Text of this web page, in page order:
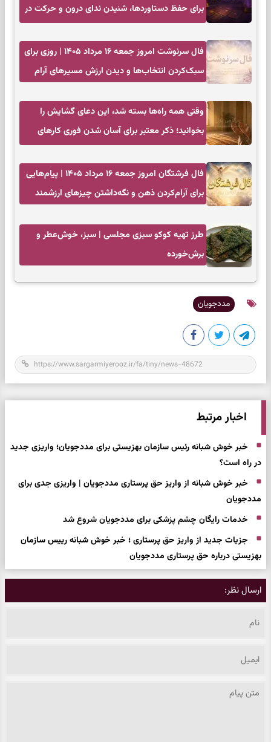
برای حفظ دستاوردها، شنیدن ندای درون و حرکت در
فال سرنوشت امروز جمعه ۱۶ مرداد ۱۴۰۵ | روزی برای
سبک‌کردن انتخاب‌ها و دیدن ارزش مسیرهای آرام
وقتی همه راه‌ها بسته شد، این دعای گشایش را
بخوانید؛ ذکر معتبر برای آسان شدن فوری کارهای
فال فرشتگان امروز جمعه ۱۶ مرداد ۱۴۰۵ | پیام‌هایی
برای آرام‌کردن ذهن و نگه‌داشتن چیزهای ارزشمند
طرز تهیه کوکو سبزی مجلسی | سبز، خوش‌عطر و
برش‌خورده
مددجویان
اخبار مرتبط
خبر خوش شبانه رئیس سازمان بهزیستی برای مددجویان؛ واریزی جدید
در راه است؟
خبر خوش شبانه از واریز حق پرستاری مددجویان | واریزی جدی برای
مددجویان
خدمات رایگان چشم‌ پزشکی برای مددجویان شروع شد
جزیات جدید از واریز حق پرستاری ؛ خبر خوش شبانه رییس سازمان
بهزیستی درباره حق پرستاری مددجویان
ارسال نظر: